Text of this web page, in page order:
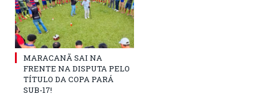
MARACANÃ SAI NA
FRENTE NA DISPUTA PELO
TÍTULO DA COPA PARÁ
SUB-17!